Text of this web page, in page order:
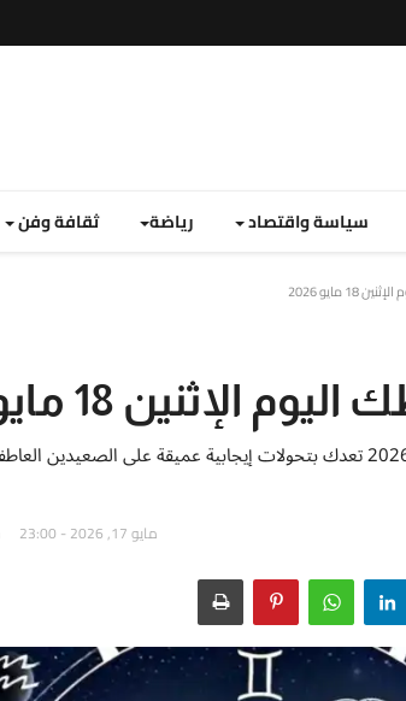
سياسة واقتصاد رياضة ثقافة وفن
مايو 2026
18 مايو 2026
توقعات برج العقرب اليوم الإثنين 18 مايو 2026 تعدك بتحولات إيجابية عميقة
مايو 17, 2026 - 23:00